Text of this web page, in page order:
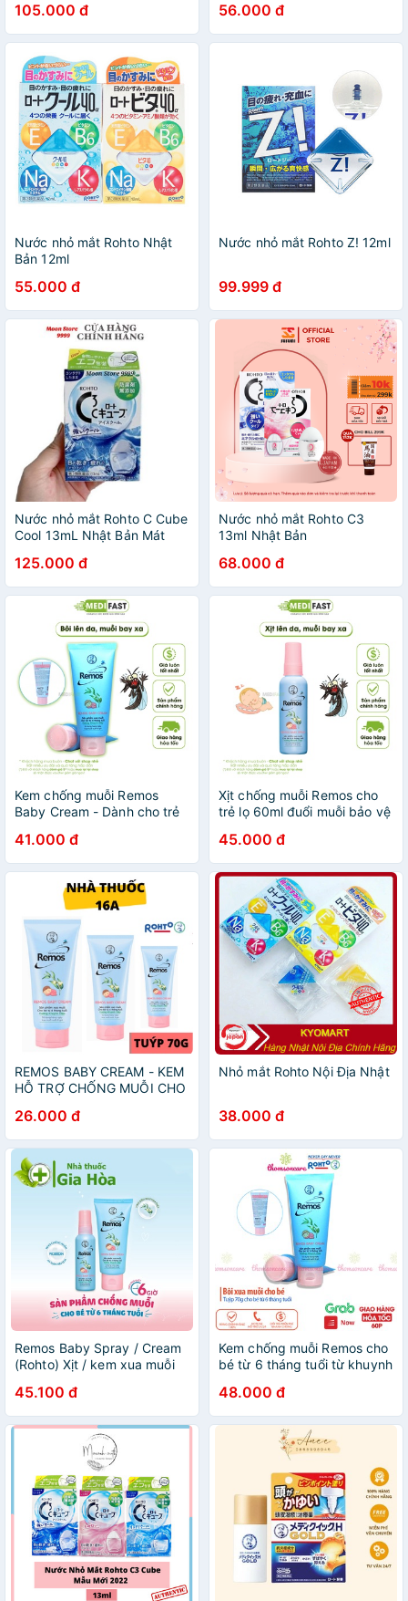
phục hồi thị lực chính hãng
49872
105.000 đ
kem và xịt
56.000 đ
Nước nhỏ mắt Rohto Nhật
Bản 12ml
55.000 đ
Nước nhỏ mắt Rohto Z! 12ml
99.999 đ
Nước nhỏ mắt Rohto C Cube
Cool 13mL Nhật Bản Mát
125.000 đ
Nước nhỏ mắt Rohto C3
13ml Nhật Bản
68.000 đ
Kem chống muỗi Remos
Baby Cream - Dành cho trẻ
Khuynh Diệp - Tuýp 70g
41.000 đ
Xịt chống muỗi Remos cho
trẻ lọ 60ml đuổi muỗi bảo vệ
phần hương khuynh diệp
thảo dược
45.000 đ
REMOS BABY CREAM - KEM
HỖ TRỢ CHỐNG MUỖI CHO
26.000 đ
Nhỏ mắt Rohto Nội Địa Nhật
38.000 đ
Remos Baby Spray / Cream
(Rohto) Xịt / kem xua muỗi
chống muỗi kèo dài 6 giờ,
hương khuynh diệp
45.100 đ
Kem chống muỗi Remos cho
bé từ 6 tháng tuổi từ khuynh
muỗi
48.000 đ